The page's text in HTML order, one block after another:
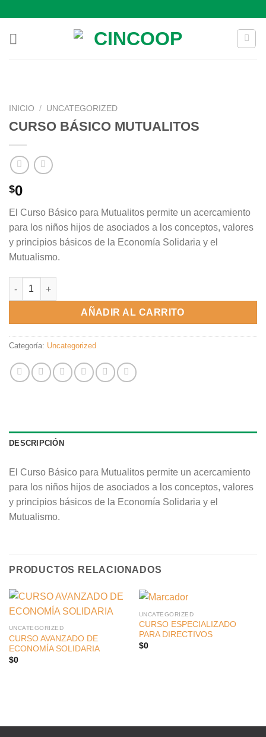
contenido
INICIO / UNCATEGORIZED
CURSO BÁSICO MUTUALITOS
$0
El Curso Básico para Mutualitos permite un acercamiento
para los niños hijos de asociados a los conceptos, valores
y principios básicos de la Economía Solidaria y el
Mutualismo.
CURSO BÁSICO MUTUALITOS cantidad
AÑADIR AL CARRITO
Categoría: Uncategorized
DESCRIPCIÓN
El Curso Básico para Mutualitos permite un acercamiento
para los niños hijos de asociados a los conceptos, valores
y principios básicos de la Economía Solidaria y el
Mutualismo.
PRODUCTOS RELACIONADOS
UNCATEGORIZED
CURSO AVANZADO DE
ECONOMÍA SOLIDARIA
$0
UNCATEGORIZED
CURSO ESPECIALIZADO
PARA DIRECTIVOS
$0